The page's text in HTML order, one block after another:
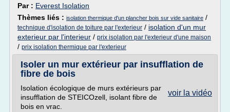
Par : Everest Isolation
Thèmes liés : isolation thermique d'un plancher bois sur vide sanitaire /
technique d'isolation de toiture par l'exterieur / isolation d'un mur
exterieur par l'interieur / prix isolation par l'exterieur d'une maison
/ prix isolation thermique par l'exterieur
Isoler un mur extérieur par insufflation de
fibre de bois
voir la vidéo
Isolation écologique de murs extérieurs par
insufflation de STEICOzell, isolant fibre de
bois en vrac.